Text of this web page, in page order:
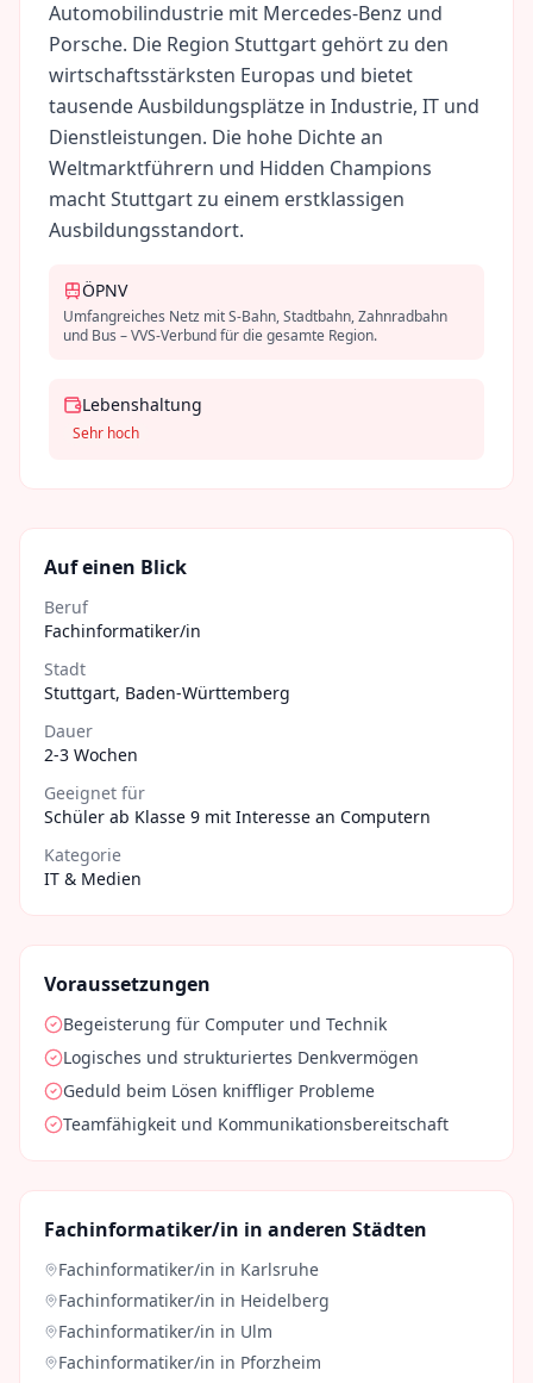
Automobilindustrie mit Mercedes-Benz und
Porsche. Die Region Stuttgart gehört zu den
wirtschaftsstärksten Europas und bietet
tausende Ausbildungsplätze in Industrie, IT und
Dienstleistungen. Die hohe Dichte an
Weltmarktführern und Hidden Champions
macht Stuttgart zu einem erstklassigen
Ausbildungsstandort.
ÖPNV
Umfangreiches Netz mit S-Bahn, Stadtbahn, Zahnradbahn
und Bus – VVS-Verbund für die gesamte Region.
Lebenshaltung
Sehr hoch
Auf einen Blick
Beruf
Fachinformatiker/in
Stadt
Stuttgart, Baden-Württemberg
Dauer
2-3 Wochen
Geeignet für
Schüler ab Klasse 9 mit Interesse an Computern
Kategorie
IT & Medien
Voraussetzungen
Begeisterung für Computer und Technik
Logisches und strukturiertes Denkvermögen
Geduld beim Lösen kniffliger Probleme
Teamfähigkeit und Kommunikationsbereitschaft
Fachinformatiker/in in anderen Städten
Fachinformatiker/in in Karlsruhe
Fachinformatiker/in in Heidelberg
Fachinformatiker/in in Ulm
Fachinformatiker/in in Pforzheim